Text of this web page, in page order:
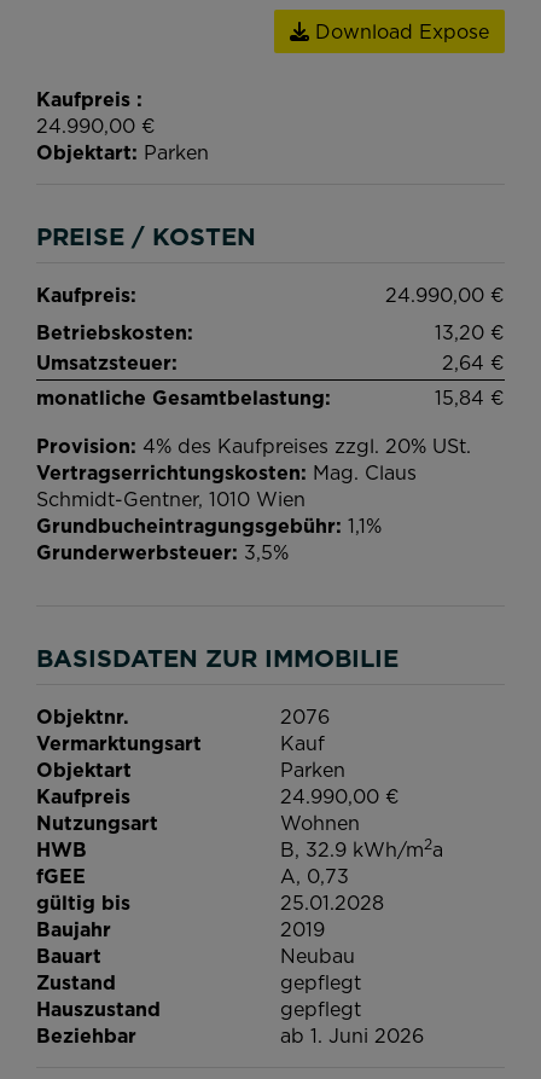
Download Expose
Kaufpreis
24.990,00 €
Objektart Parken
PREISE / KOSTEN
Kaufpreis:
24.990,00 €
Betriebskosten:
13,20 €
Umsatzsteuer:
2,64 €
monatliche Gesamtbelastung:
15,84 €
Provision: 4% des Kaufpreises zzgl. 20% USt.
Vertragserrichtungskosten: Mag. Claus
Schmidt-Gentner, 1010 Wien
Grundbucheintragungsgebühr: 1,1%
Grunderwerbsteuer: 3,5%
BASISDATEN ZUR IMMOBILIE
Objektnr.
2076
Vermarktungsart
Kauf
Objektart
Parken
Kaufpreis
24.990,00 €
Nutzungsart
Wohnen
HWB
B, 32.9 kWh/m2a
fGEE
A, 0,73
gültig bis
25.01.2028
Baujahr
2019
Bauart
Neubau
Zustand
gepflegt
Hauszustand
gepflegt
Beziehbar
ab 1. Juni 2026